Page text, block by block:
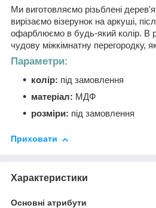
Ми виготовляємо різьблені
вирізаємо візерунок на аркуші,
офарблюємо в будь-який колір. В
чудову міжкімнатну перегородку,
Параметри:
колір: під замовлення
матеріал: МДФ
розміри: під замовлення
Приховати
Характеристики
Основні атрибути